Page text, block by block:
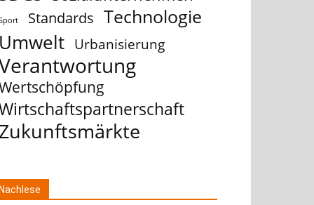
Standards Technologie
Urbanisierung